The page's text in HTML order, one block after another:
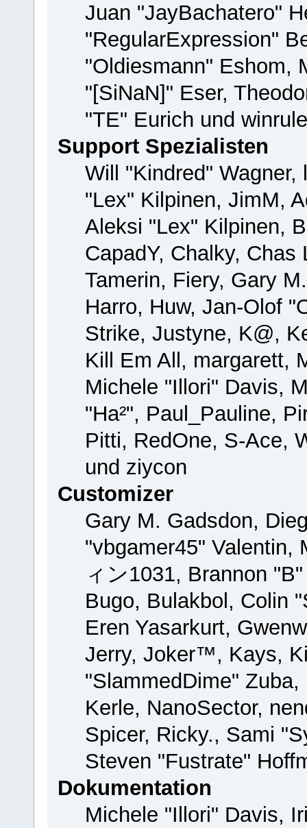
Juan "JayBachatero"
"RegularExpression"
"Oldiesmann" Eshom,
"[SiNaN]" Eser,
"TE" Eurich und
Support Spezialisten
Will "Kindred"
"Lex" Kilpinen, JimM,
Aleksi "Lex" Kilpinen,
CapadY, Chalky,
Tamerin, Fiery, Gary
Harro, Huw, Jan-Olof
Strike, Justyne, K@,
Kill Em All, margarett,
Michele "Illori" Davis,
"Ha²", Paul_Pauline,
Pitti, RedOne, S-Ace,
und ziycon
Customizer
Gary M. Gadsdon,
"vbgamer45"
ィン1031, Brannon
Bugo, Bulakbol, Colin
Eren Yasarkurt,
Jerry, Joker™, Kays,
"SlammedDime"
Kerle, NanoSector,
Spicer, Ricky., Sami
Steven "Fustrate"
Dokumentation
Michele "Illori" Davis,